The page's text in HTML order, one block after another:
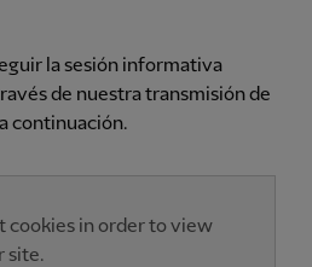
la sesión informativa
de nuestra transmisión de
continuación.
cookies in order to view
site.